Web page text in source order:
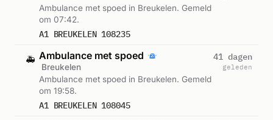
Ambulance met spoed in Breukelen. Gemeld
om 07:42.
A1 BREUKELEN 108235
🚑 Ambulance met spoed
Breukelen
Ambulance met spoed in Breukelen. Gemeld
om 19:58.
A1 BREUKELEN 108045
41 dagen
geleden